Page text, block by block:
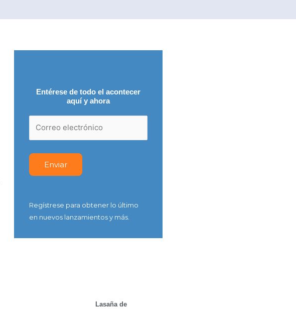
Entérese de todo el acontecer
aquí y ahora
Regístrese para obtener lo último
en nuevos lanzamientos y más.
Lasaña de